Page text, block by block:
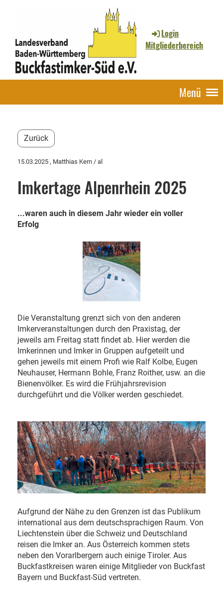
Login
Mitgliederbereich
Menü
Zurück
15.03.2025 , Matthias Kern / al
Imkertage Alpenrhein 2025
...waren auch in diesem Jahr wieder ein voller
Erfolg
Die Veranstaltung grenzt sich von den anderen
Imkerveranstaltungen durch den Praxistag, der
jeweils am Freitag statt findet ab. Hier werden die
Imkerinnen und Imker in Gruppen aufgeteilt und
gehen jeweils mit einem Profi wie Ralf Kolbe, Eugen
Neuhauser, Hermann Bohle, Franz Roither, usw. an die
Bienenvölker. Es wird die Frühjahrsrevision
durchgeführt und die Völker werden geschiedet.
Aufgrund der Nähe zu den Grenzen ist das Publikum
international aus dem deutschsprachigen Raum. Von
Liechtenstein über die Schweiz und Deutschland
reisen die Imker an. Aus Österreich kommen stets
neben den Vorarlbergern auch einige Tiroler. Aus
Buckfastkreisen waren einige Mitglieder von Buckfast
Bayern und Buckfast-Süd vertreten.